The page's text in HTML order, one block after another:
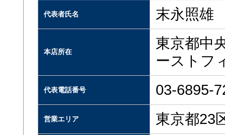
代表者氏名 末永照雄
本店所在
東京都中
ーストフ
代表電話番号 03-6895-
営業エリア 東京都23